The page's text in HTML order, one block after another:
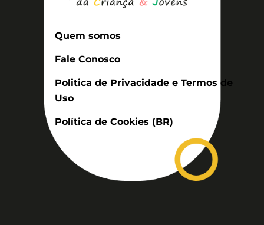
Quem somos
Fale Conosco
Politica de Privacidade e Termos de
Uso
Política de Cookies (BR)